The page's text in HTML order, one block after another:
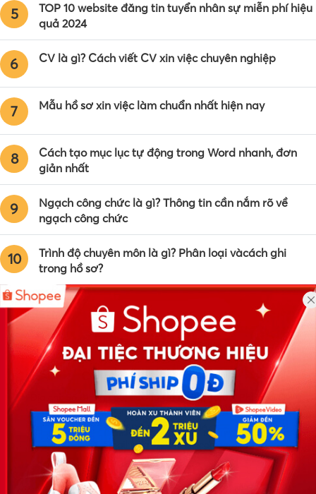
5
TOP 10 website đăng tin tuyển nhân sự miễn phí hiệu
quả 2024
6 CV là gì? Cách viết CV xin việc chuyên nghiệp
7 Mẫu hồ sơ xin việc làm chuẩn nhất hiện nay
8
Cách tạo mục lục tự động trong Word nhanh, đơn
giản nhất
9
Ngạch công chức là gì? Thông tin cần nắm rõ về
ngạch công chức
10
Trình độ chuyên môn là gì? Phân loại vàcách ghi
trong hồ sơ?
Công ty TNHH Eyeplus Online
Địa chỉ: Số 81, ngõ 68, đường Cầu Giấy, Tổ 05, Phường Quan
Hoa, Quận Cầu Giấy, TP Hà Nội, Việt Nam
SĐT: 0981 448 766
Email:
hotro@timviec.com.vn
VỀ CHÚNG TÔI